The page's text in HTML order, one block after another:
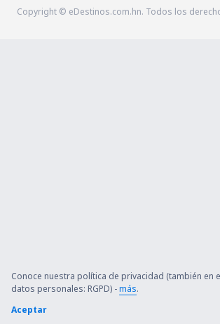
Copyright © eDestinos.com.hn. Todos los
Conoce nuestra política de privacidad (también en
datos personales: RGPD) -más.
Aceptar